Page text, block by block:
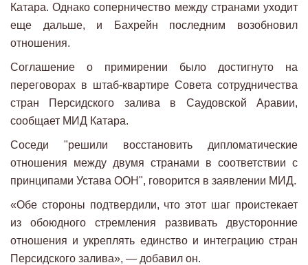
Катара. Однако соперничество между странами уходит
еще дальше, и Бахрейн последним возобновил
отношения.
Соглашение о примирении было достигнуто на
переговорах в штаб-квартире Совета сотрудничества
стран Персидского залива в Саудовской Аравии,
сообщает МИД Катара.
Соседи "решили восстановить дипломатические
отношения между двумя странами в соответствии с
принципами Устава ООН", говорится в заявлении МИД.
«Обе стороны подтвердили, что этот шаг проистекает
из обоюдного стремления развивать двусторонние
отношения и укреплять единство и интеграцию стран
Персидского залива», — добавил он.